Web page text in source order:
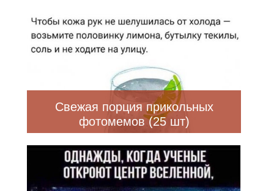
Свежая порция прикольных
фотомемов (25 шт)